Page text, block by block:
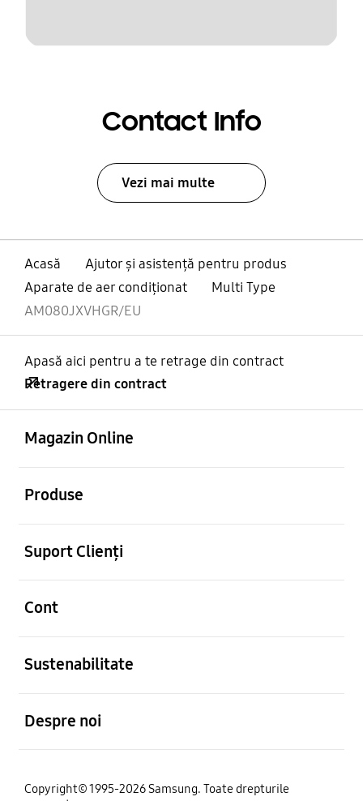
Contact Info
Vezi mai multe
Acasă
Ajutor și asistență pentru produs
Aparate de aer condiţionat
Multi Type
AM080JXVHGR/EU
Apasă aici pentru a te retrage din contract
Retragere din contract
Magazin Online
Produse
Suport Clienți
Cont
Sustenabilitate
Despre noi
Copyright© 1995-2026 Samsung. Toate drepturile